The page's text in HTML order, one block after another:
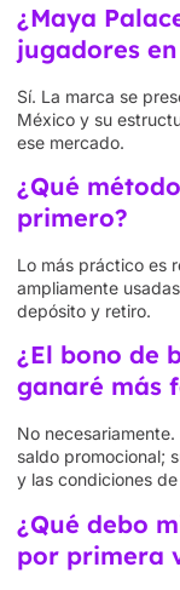
¿Maya
jugadores
Sí. La marca se
México y su
ese mercado.
¿Qué
primero?
Lo más práctico es
ampliamente
depósito y retiro.
¿El bono de
ganaré más
No
saldo promocional;
y las condiciones
¿Qué debo
por primera